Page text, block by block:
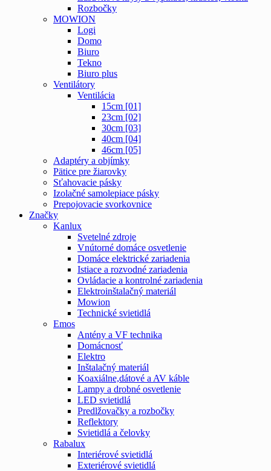
Rozbočky
MOWION
Logi
Domo
Biuro
Tekno
Biuro plus
Ventilátory
Ventilácia
15cm [01]
23cm [02]
30cm [03]
40cm [04]
46cm [05]
Adaptéry a objímky
Pätice pre žiarovky
Sťahovacie pásky
Izolačné samolepiace pásky
Prepojovacie svorkovnice
Značky
Kanlux
Svetelné zdroje
Vnútorné domáce osvetlenie
Domáce elektrické zariadenia
Istiace a rozvodné zariadenia
Ovládacie a kontrolné zariadenia
Elektroinštalačný materiál
Mowion
Technické svietidlá
Emos
Antény a VF technika
Domácnosť
Elektro
Inštalačný materiál
Koaxiálne,dátové a AV káble
Lampy a drobné osvetlenie
LED svietidlá
Predlžovačky a rozbočky
Reflektory
Svietidlá a čelovky
Rabalux
Interiérové svietidlá
Exteriérové svietidlá